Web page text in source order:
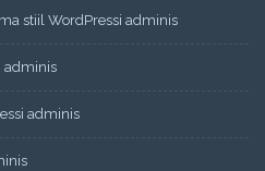
stiil WordPressi adminis
adminis
adminis